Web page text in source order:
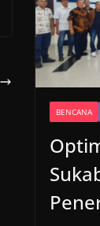
BENCANA